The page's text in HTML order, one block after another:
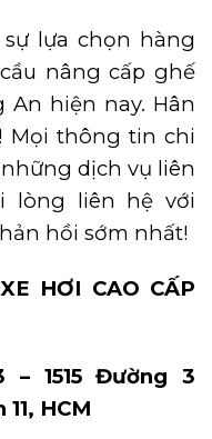
sự lựa chọn hàng
nâng cấp ghế
An hiện nay. Hân
Mọi thông tin chi
dịch vụ liên
lòng liên hệ với
hồi sớm nhất!
HƠI CAO CẤP
– 1515 Đường 3
HCM